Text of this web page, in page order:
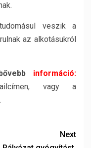
veszik a
az alkotásukról
információ:
vagy a
Next